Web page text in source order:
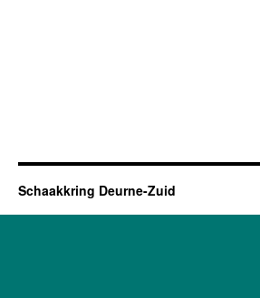
Schaakkring Deurne-Zuid